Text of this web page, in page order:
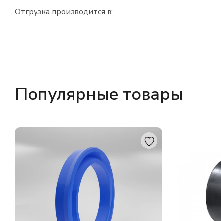
Отгрузка производится в:
Популярные товары